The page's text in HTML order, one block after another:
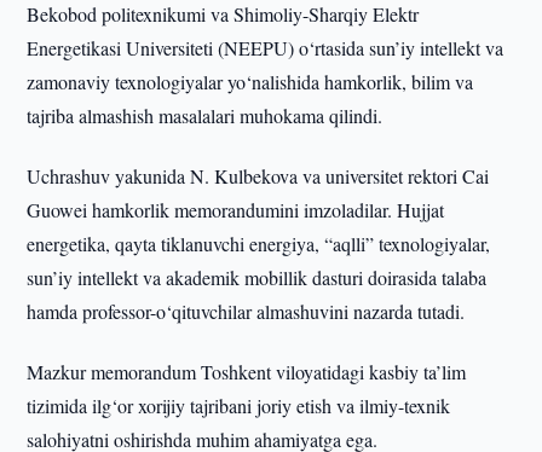
Bekobod politexnikumi va Shimoliy-Sharqiy Elektr
Energetikasi Universiteti (NEEPU) o‘rtasida sun’iy intellekt va
zamonaviy texnologiyalar yo‘nalishida hamkorlik, bilim va
tajriba almashish masalalari muhokama qilindi.
Uchrashuv yakunida N. Kulbekova va universitet rektori Cai
Guowei hamkorlik memorandumini imzoladilar. Hujjat
energetika, qayta tiklanuvchi energiya, “aqlli” texnologiyalar,
sun’iy intellekt va akademik mobillik dasturi doirasida talaba
hamda professor-o‘qituvchilar almashuvini nazarda tutadi.
Mazkur memorandum Toshkent viloyatidagi kasbiy ta’lim
tizimida ilg‘or xorijiy tajribani joriy etish va ilmiy-texnik
salohiyatni oshirishda muhim ahamiyatga ega.